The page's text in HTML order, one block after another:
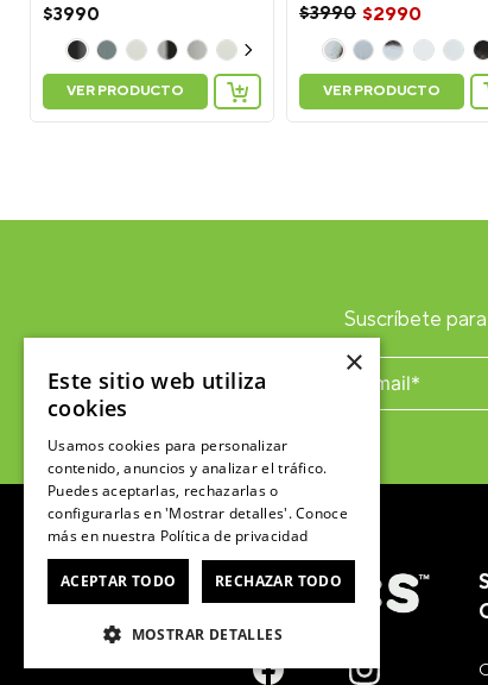
$3990
VER PRODUCTO
$3990 $2990
VER PRODUCTO
Suscríbete
×
Este sitio web utiliza
cookies
Usamos cookies para personalizar
contenido, anuncios y analizar el tráfico.
Puedes aceptarlas, rechazarlas o
configurarlas en 'Mostrar detalles'. Conoce
más en nuestra Política de privacidad
ACEPTAR TODO RECHAZAR TODO
MOSTRAR DETALLES